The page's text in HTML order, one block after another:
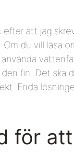
efter att jag
Om du vill läsa
fin. Det ska
Enda
för